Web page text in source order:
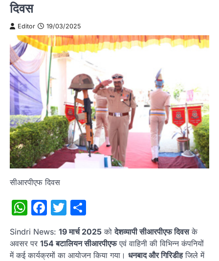
दिवस
Editor 19/03/2025
सीआरपीएफ दिवस
WhatsApp
Facebook
Twitter
Sindri News: 19 मार्च 2025 कोदेशव्यापी सीआरपीएफ दिवसके
अवसर पर 154 बटालियन सीआरपीएफएवं वाहिनी की विभिन्न कंपनियों
में कई कार्यक्रमों का आयोजन किया गया। धनबाद और गिरिडीहजिले में